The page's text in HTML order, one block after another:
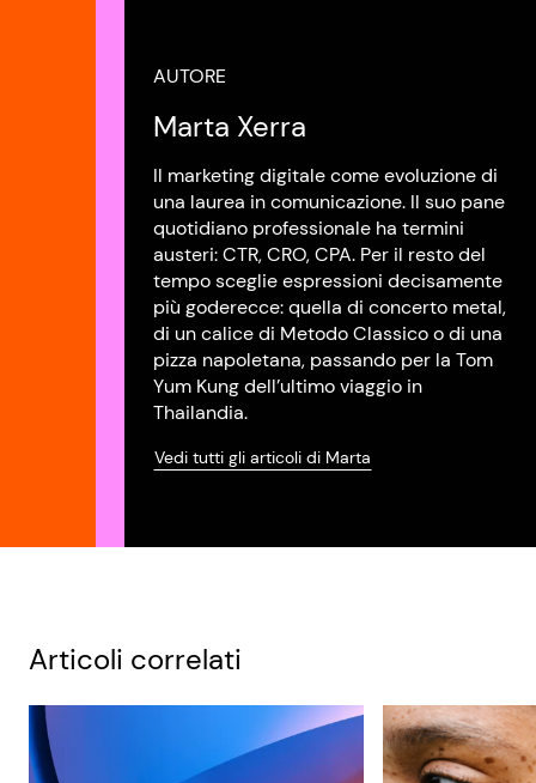
AUTORE
Marta Xerra
Il marketing digitale come evoluzione di
una laurea in comunicazione. Il suo pane
quotidiano professionale ha termini
austeri: CTR, CRO, CPA. Per il resto del
tempo sceglie espressioni decisamente
più goderecce: quella di concerto metal,
di un calice di Metodo Classico o di una
pizza napoletana, passando per la Tom
Yum Kung dell’ultimo viaggio in
Thailandia.
Vedi tutti gli articoli di Marta
Articoli correlati